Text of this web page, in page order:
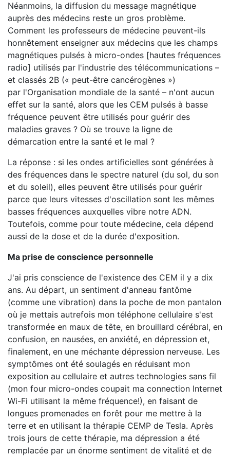
Néanmoins, la diffusion du message magnétique
auprès des médecins reste un gros problème.
Comment les professeurs de médecine peuvent-ils
honnêtement enseigner aux médecins que les champs
magnétiques pulsés à micro-ondes [hautes fréquences
radio] utilisés par l'industrie des télécommunications –
et classés 2B (« peut-être cancérogènes »)
par l'Organisation mondiale de la santé – n'ont aucun
effet sur la santé, alors que les CEM pulsés à basse
fréquence peuvent être utilisés pour guérir des
maladies graves ? Où se trouve la ligne de
démarcation entre la santé et le mal ?
La réponse : si les ondes artificielles sont générées à
des fréquences dans le spectre naturel (du sol, du son
et du soleil), elles peuvent être utilisés pour guérir
parce que leurs vitesses d'oscillation sont les mêmes
basses fréquences auxquelles vibre notre ADN.
Toutefois, comme pour toute médecine, cela dépend
aussi de la dose et de la durée d'exposition.
Ma prise de conscience personnelle
J'ai pris conscience de l'existence des CEM il y a dix
ans. Au départ, un sentiment d'anneau fantôme
(comme une vibration) dans la poche de mon pantalon
où je mettais autrefois mon téléphone cellulaire s'est
transformée en maux de tête, en brouillard cérébral, en
confusion, en nausées, en anxiété, en dépression et,
finalement, en une méchante dépression nerveuse. Les
symptômes ont été soulagés en réduisant mon
exposition au cellulaire et autres technologies sans fil
(mon four micro-ondes coupait ma connection Internet
Wi-Fi utilisant la même fréquence!), en faisant de
longues promenades en forêt pour me mettre à la
terre et en utilisant la thérapie CEMP de Tesla. Après
trois jours de cette thérapie, ma dépression a été
remplacée par un énorme sentiment de vitalité et de